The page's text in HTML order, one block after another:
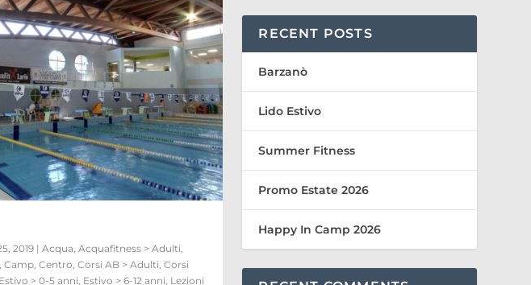
2019| Acqua, Acquafitness > Adulti,
Camp, Centro, Corsi AB > Adulti, Corsi
Estivo > 0-5 anni, Estivo > 6-12 anni, Lezioni
RECENT POSTS
Barzanò
Lido Estivo
Summer Fitness
Promo Estate 2026
Happy In Camp 2026